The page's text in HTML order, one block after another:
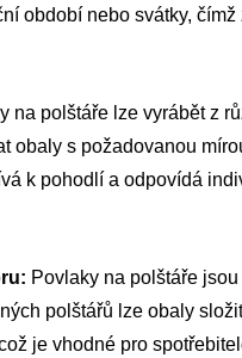
období nebo svátky,
na polštáře lze vyrábět z
obaly s požadovanou
k pohodlí a odpovídá
Povlaky na polštáře
polštářů lze obaly
je vhodné pro